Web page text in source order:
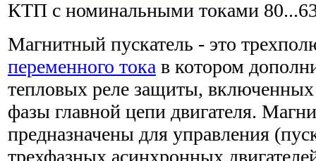
КТП с номинальными токами
Магнитный пускатель - это
переменного тока в котором
тепловых реле защиты, включенных
фазы главной цепи двигателя.
предназначены для управления
трехфазных асинхронных